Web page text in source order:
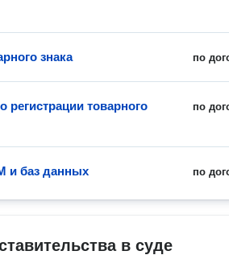
по
знака
по
регистрации товарного
по
и баз данных
в суде